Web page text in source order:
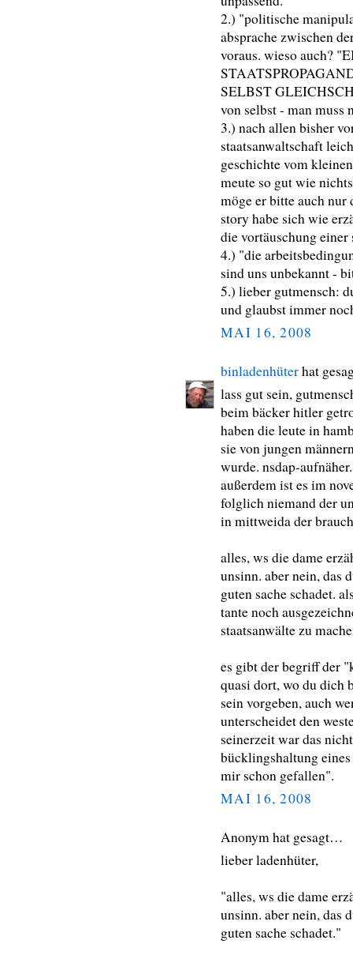
2.) "politische
absprache zwischen
voraus. wieso auch?
SELBST
von selbst - man
3.) nach allen bisher
staatsanwaltschaft
geschichte vom
meute so gut wie
möge er bitte auch nur
story habe sich wie
die vortäuschung einer
4.) "die
sind uns unbekannt -
5.) lieber gutmensch:
und glaubst immer
MAI 16, 2008
binladenhüterhat
lass gut sein,
beim bäcker hitler
haben die leute in
sie von jungen
wurde. nsdap-
außerdem ist es im
folglich niemand der
in mittweida der
alles, ws die dame
unsinn. aber nein, das
guten sache schadet.
tante noch
staatsanwälte zu
es gibt der begriff der
quasi dort, wo du dich
sein vorgeben, auch
unterscheidet den
seinerzeit war das
bücklingshaltung
mir schon gefallen".
MAI 16, 2008
Anonym hat gesagt…
lieber ladenhüter,
"alles, ws die dame
unsinn. aber nein, das
guten sache schadet."